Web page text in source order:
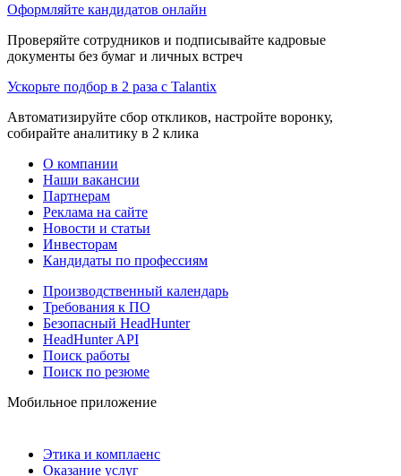
Оформляйте кандидатов онлайн
Проверяйте сотрудников и подписывайте кадровые
документы без бумаг и личных встреч
Ускорьте подбор в 2 раза с Talantix
Автоматизируйте сбор откликов, настройте воронку,
собирайте аналитику в 2 клика
О компании
Наши вакансии
Партнерам
Реклама на сайте
Новости и статьи
Инвесторам
Кандидаты по профессиям
Производственный календарь
Требования к ПО
Безопасный HeadHunter
HeadHunter API
Поиск работы
Поиск по резюме
Мобильное приложение
Этика и комплаенс
Оказание услуг